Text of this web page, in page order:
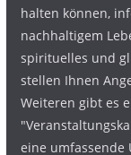
halten können,
nachhaltigem
spirituelles und
stellen Ihnen
Weiteren gibt es
eine umfassende